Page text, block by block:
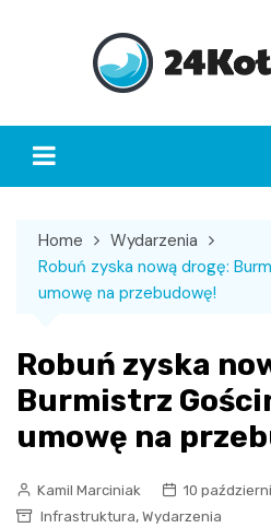
Home
Wydarzenia
Robuń zyska nową drogę:
umowę na przebudowę!
Robuń zyska
Burmistrz
umowę na
Kamil Marciniak
10
Infrastruktura, Wydarzenia